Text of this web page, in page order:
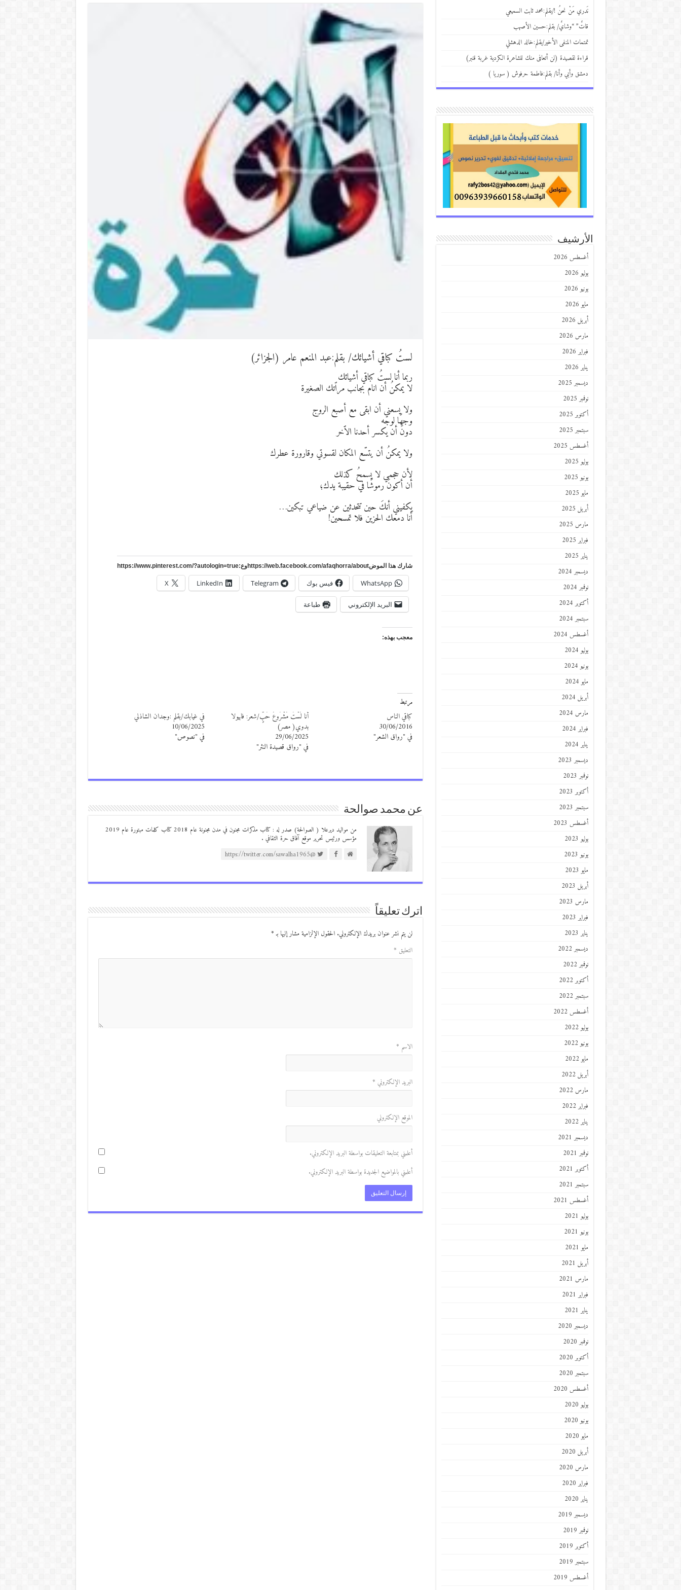
لستُ كباقي أشيائك/ بقلم:عبد المنعم عامر (الجزائر)
ربما أنا لستُ كباقي أشيائك
لا يمكنُ أن انام بجانب مرٱتك الصغيرة
ولا يسعني أن ابقى مع أصبع الروج
وجهًا لوجه
دونَ أن يكسر أحدنا الٱخر
ولا يمكنُ أن يتسّع المكان لقسوتي وقارورة عطرك
لأن حجمي لا يسمحُ كذلك
أن أكونَ رموشًا في حقيبة يدك؛
يكفيني أنكَ حين تتحدثين عن ضياعي تبكين…
أنا دمعك الحزين فلا تمسحين!
شارك هذا الموضhttps://web.facebook.com/afaqhorra/aboutوع:https://www.pinterest.com/?autologin=true
WhatsApp فيس بوك Telegram
LinkedIn
X
البريد الإلكتروني طباعة
معجب بهذه:
مرتبط
كباقي الناس
30/06/2016
في "رواق الشعر"
أَنا لَسْتُ مَشْرُوعَ حُبٍّ/شعر: فابيولا
بدوي( مصر)
29/06/2025
في "رواق قصيدة النثر"
في غيابك/بقلم :وجدان الشاذلي
10/06/2025
في "نصوص"
عن محمد صوالحة
من مواليد ديرعلا ( الصوالحة) صدر له : كتاب مذكرات مجنون في مدن مجنونة عام 2018 كتاب كلمات مبتورة عام 2019
مؤسس ورئيس تحرير موقع آفاق حرة الثقافي .
@https://twitter.com/sawalha1965
اترك تعليقاً
لن يتم نشر عنوان بريدك الإلكتروني. الحقول الإلزامية مشار إليها بـ*
التعليق *
الاسم *
البريد الإلكتروني *
الموقع الإلكتروني
أعلمني بمتابعة التعليقات بواسطة البريد الإلكتروني.
أعلمني بالمواضيع الجديدة بواسطة البريد الإلكتروني.
نَدري مَنْ نحنُ !/بقلم:محمد ثابت السميعي
قاتٌ” “وشايٌ/ بقلم:حسين الأصهب
تمتمات المنفى الأخير/بقلم:خالد الدهشلي
قراءة لقصيدة (لن أتعافى منك للشاعرة الكردية غربة قنبر)
دمشق وأبي وأنا/ بقلم:فاطمة حرفوش ( سوريا )
الأرشيف
أغسطس 2026
يوليو 2026
يونيو 2026
مايو 2026
أبريل 2026
مارس 2026
فبراير 2026
يناير 2026
ديسمبر 2025
نوفمبر 2025
أكتوبر 2025
سبتمبر 2025
أغسطس 2025
يوليو 2025
يونيو 2025
مايو 2025
أبريل 2025
مارس 2025
فبراير 2025
يناير 2025
ديسمبر 2024
نوفمبر 2024
أكتوبر 2024
سبتمبر 2024
أغسطس 2024
يوليو 2024
يونيو 2024
مايو 2024
أبريل 2024
مارس 2024
فبراير 2024
يناير 2024
ديسمبر 2023
نوفمبر 2023
أكتوبر 2023
سبتمبر 2023
أغسطس 2023
يوليو 2023
يونيو 2023
مايو 2023
أبريل 2023
مارس 2023
فبراير 2023
يناير 2023
ديسمبر 2022
نوفمبر 2022
أكتوبر 2022
سبتمبر 2022
أغسطس 2022
يوليو 2022
يونيو 2022
مايو 2022
أبريل 2022
مارس 2022
فبراير 2022
يناير 2022
ديسمبر 2021
نوفمبر 2021
أكتوبر 2021
سبتمبر 2021
أغسطس 2021
يوليو 2021
يونيو 2021
مايو 2021
أبريل 2021
مارس 2021
فبراير 2021
يناير 2021
ديسمبر 2020
نوفمبر 2020
أكتوبر 2020
سبتمبر 2020
أغسطس 2020
يوليو 2020
يونيو 2020
مايو 2020
أبريل 2020
مارس 2020
فبراير 2020
يناير 2020
ديسمبر 2019
نوفمبر 2019
أكتوبر 2019
سبتمبر 2019
أغسطس 2019